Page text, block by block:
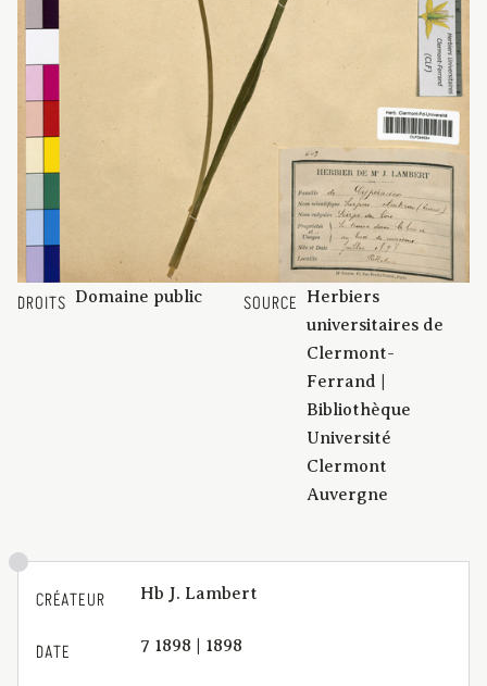
DROITS Domaine public SOURCE
Herbiers
universitaires de
Clermont-
Ferrand |
Bibliothèque
Université
Clermont
Auvergne
CRÉATEUR Hb J. Lambert
DATE 7 1898 | 1898